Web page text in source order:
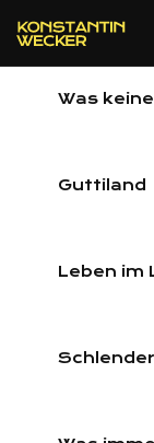
Was
Guttiland
Leben im